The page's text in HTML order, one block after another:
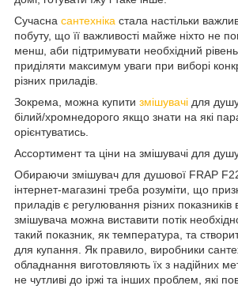
Сучасна сантехніка стала настільки
побуту, що її важливості майже ніхто не
менш, аби підтримувати необхідний
приділяти максимум уваги при виборі
різних приладів.
Зокрема, можна купити змішувачі для
білий/хромнедорого якщо знати на які
орієнтуватись.
Ассортимент та ціни на змішувачі для
Обираючи змішувач для душової FRAP
інтернет-магазині треба розуміти, що
приладів є регулювання різних
змішувача можна виставити потік
такий показник, як температура, та
для купання. Як правило, виробники
обладнання виготовляють їх з надійних
не чутливі до іржі та інших проблем, які